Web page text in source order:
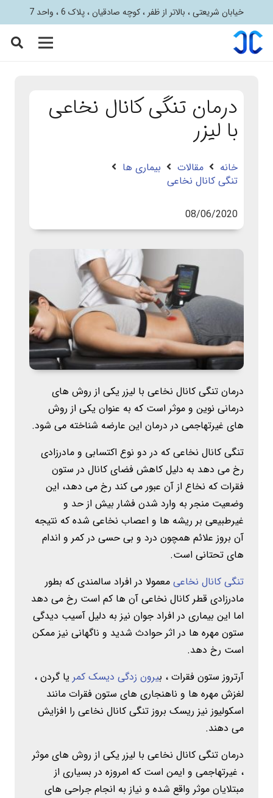
خیابان شریعتی ، بالاتر از ظفر ، کوچه صادقیان ، پلاک 6 ، واحد 7
درمان تنگی کانال نخاعی
با لیزر
خانه مقالات
بیماری ها
تنگی کانال نخاعی
08/06/2020
درمان تنگی کانال نخاعی با لیزر یکی از روش های
درمانی نوین و موثر است که به عنوان یکی از روش
های غیرتهاجمی در درمان این عارضه شناخته می شود.
تنگی کانال نخاعی که در دو نوع اکتسابی و مادرزادی
رخ می دهد به دلیل کاهش فضای کانال در ستون
فقرات که نخاع از آن عبور می کند رخ می دهد، این
وضعیت منجر به وارد شدن فشار بیش از حد و
غیرطبیعی بر ریشه ها و اعصاب نخاعی شده که نتیجه
آن بروز علائم همچون درد و بی حسی در کمر و اندام
های تحتانی است.
تنگی کانال نخاعی معمولا در افراد سالمندی که بطور
مادرزادی قطر کانال نخاعی آن ها کم است رخ می دهد
اما این بیماری در افراد جوان نیز به دلیل آسیب دیدگی
ستون مهره ها در اثر حوادث شدید و ناگهانی نیز ممکن
است رخ دهد.
آرتروز ستون فقرات ، بیرون زدگی دیسک کمر یا گردن ،
لغزش مهره ها و ناهنجاری های ستون فقرات مانند
اسکولیوز نیز ریسک بروز تنگی کانال نخاعی را افزایش
می دهند.
درمان تنگی کانال نخاعی با لیزر یکی از روش های موثر
، غیرتهاجمی و ایمن است که امروزه در بسیاری از
مبتلایان موثر واقع شده و نیاز به انجام جراحی های